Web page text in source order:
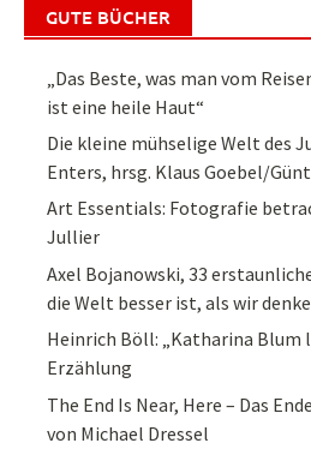
GUTE BÜCHER
„Das Beste, was man vom
ist eine heile Haut“
Die kleine mühselige Welt des
Enters, hrsg. Klaus Goebel/
Art Essentials: Fotografie
Jullier
Axel Bojanowski, 33
die Welt besser ist, als wir
Heinrich Böll: „Katharina Blum
Erzählung
The End Is Near, Here – Das
von Michael Dressel